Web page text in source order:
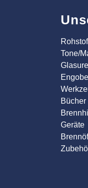
Tone/
Bücher
Geräte